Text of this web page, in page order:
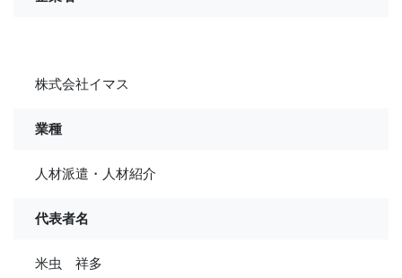
株式会社イマス
業種
人材派遣・人材紹介
代表者名
米虫 祥多